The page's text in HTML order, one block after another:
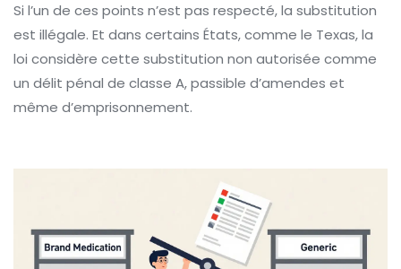
Si l’un de ces points n’est pas respecté, la substitution
est illégale. Et dans certains États, comme le Texas, la
loi considère cette substitution non autorisée comme
un délit pénal de classe A, passible d’amendes et
même d’emprisonnement.